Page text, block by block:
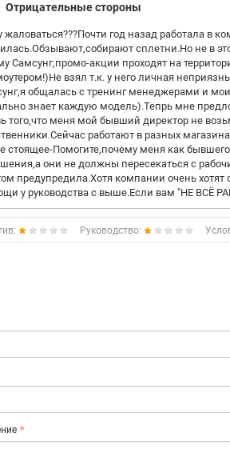
Отрицательные стороны
жаловаться???Почти год назад работала в
сплетни.Но не в
Самсунг,промо-акции проходят на
взял т.к. у него личная
общалась с тренинг менеджерами и
знает каждую модель).Тепрь мне
того,что меня мой бывший директор не
работают в разных
стоящее-Помогите,почему меня как
они не должны пересекаться с
предупредила.Хотя компании очень
у руководства с выше.Если вам "НЕ ВСЁ
Руководство: